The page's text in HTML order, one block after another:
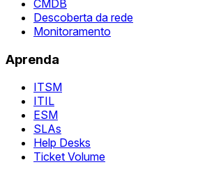
CMDB
Descoberta da rede
Monitoramento
Aprenda
ITSM
ITIL
ESM
SLAs
Help Desks
Ticket Volume